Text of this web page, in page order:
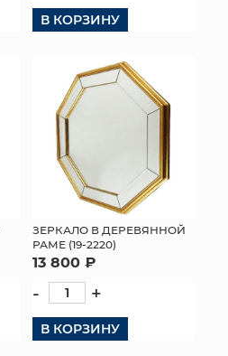
В КОРЗИНУ
ЗЕРКАЛО В ДЕРЕВЯННОЙ
РАМЕ (19-2220)
13 800 ₽
- +
В КОРЗИНУ